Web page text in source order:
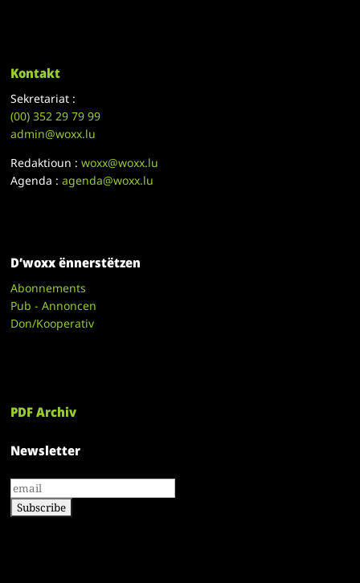
Kontakt
Sekretariat :
(00)352 29 79 99
admin@woxx.lu
Redaktioun :woxx@woxx.lu
Agenda :agenda@woxx.lu
D’woxx ënnerstëtzen
Abonnements
Pub - Annoncen
Don/Kooperativ
PDF Archiv
Newsletter